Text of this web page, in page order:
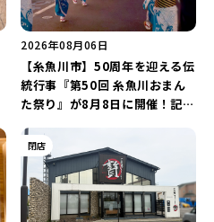
2026年08月06日
【糸魚川市】50周年を迎える伝
統行事『第50回 糸魚川おまん
た祭り』が8月8日に開催！記念
を楽しもう♪
閉店